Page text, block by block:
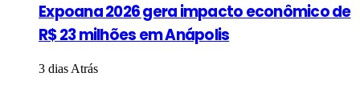
Expoana 2026 gera impacto econômico de
R$ 23 milhões em Anápolis
3 dias Atrás